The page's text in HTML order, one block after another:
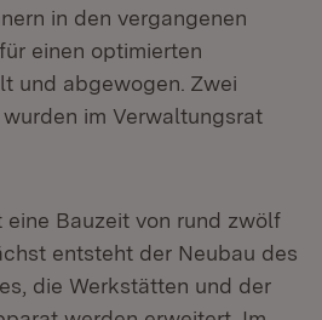
in den vergangenen
einen optimierten
und abgewogen. Zwei
im Verwaltungsrat
eine Bauzeit von rund zwölf
entsteht der Neubau des
die Werkstätten und der